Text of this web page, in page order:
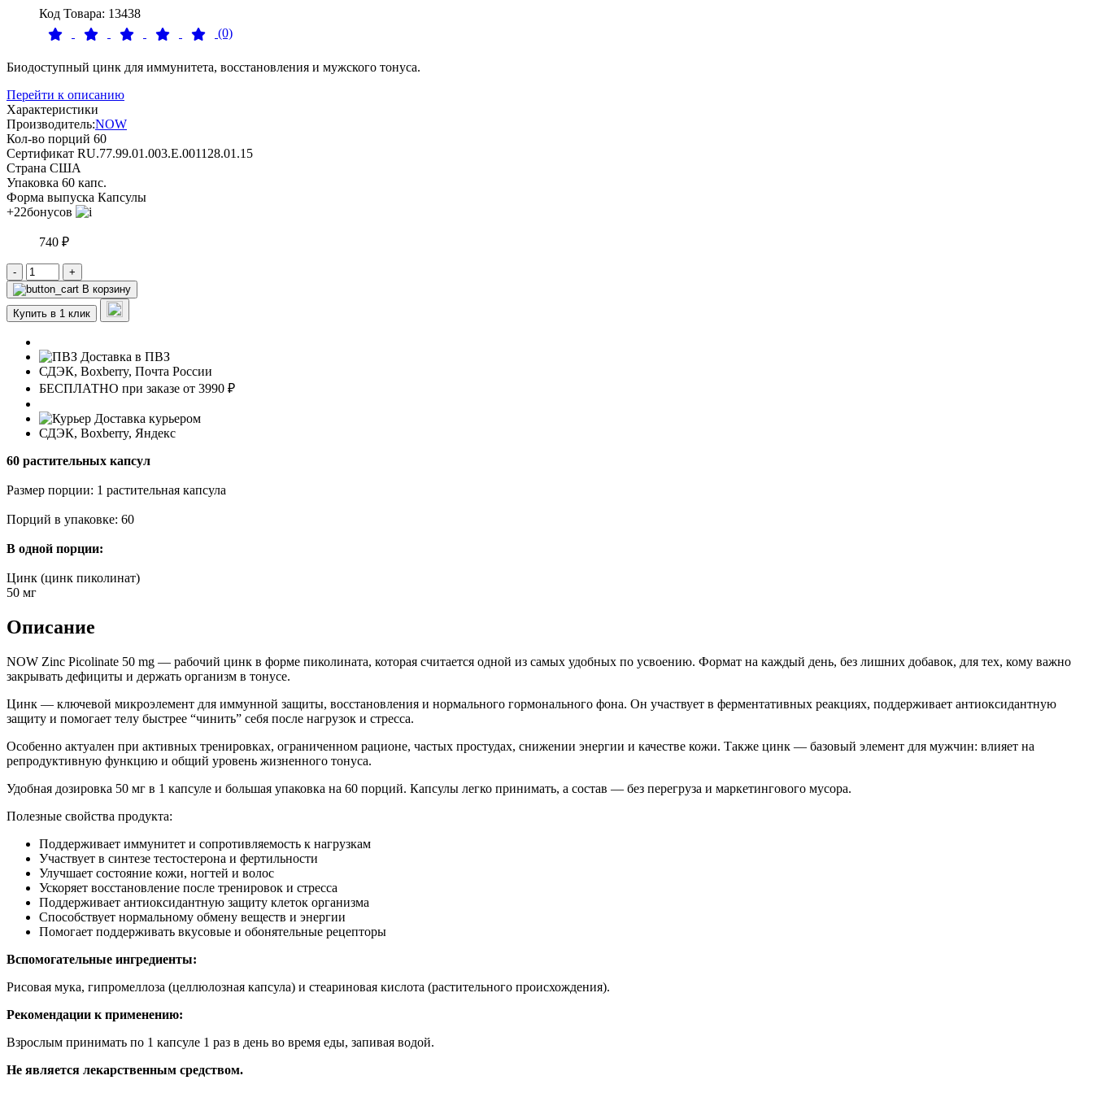
Код Товара: 13438
(0)
Биодоступный цинк для иммунитета, восстановления и мужского тонуса.
Перейти к описанию
Характеристики
Производитель:NOW
Кол-во порций 60
Сертификат RU.77.99.01.003.E.001128.01.15
Страна США
Упаковка 60 капс.
Форма выпуска Капсулы
+22бонусов
740 ₽
-
+
В корзину
Купить в 1 клик
Доставка в ПВЗ
СДЭК, Boxberry, Почта России
БЕСПЛАТНО при заказе от 3990 ₽
Доставка курьером
СДЭК, Boxberry, Яндекс
60 растительных капсул
Размер порции: 1 растительная капсула
Порций в упаковке: 60
В одной порции:
Цинк (цинк пиколинат)
50 мг
Описание
NOW Zinc Picolinate 50 mg — рабочий цинк в форме пиколината, которая считается одной из самых удобных по усвоению. Формат на каждый день, без лишних добавок, для тех, кому важно
закрывать дефициты и держать организм в тонусе.
Цинк — ключевой микроэлемент для иммунной защиты, восстановления и нормального гормонального фона. Он участвует в ферментативных реакциях, поддерживает антиоксидантную
защиту и помогает телу быстрее “чинить” себя после нагрузок и стресса.
Особенно актуален при активных тренировках, ограниченном рационе, частых простудах, снижении энергии и качестве кожи. Также цинк — базовый элемент для мужчин: влияет на
репродуктивную функцию и общий уровень жизненного тонуса.
Удобная дозировка 50 мг в 1 капсуле и большая упаковка на 60 порций. Капсулы легко принимать, а состав — без перегруза и маркетингового мусора.
Полезные свойства продукта:
Поддерживает иммунитет и сопротивляемость к нагрузкам
Участвует в синтезе тестостерона и фертильности
Улучшает состояние кожи, ногтей и волос
Ускоряет восстановление после тренировок и стресса
Поддерживает антиоксидантную защиту клеток организма
Способствует нормальному обмену веществ и энергии
Помогает поддерживать вкусовые и обонятельные рецепторы
Вспомогательные ингредиенты:
Рисовая мука, гипромеллоза (целлюлозная капсула) и стеариновая кислота (растительного происхождения).
Рекомендации к применению:
Взрослым принимать по 1 капсуле 1 раз в день во время еды, запивая водой.
Не является лекарственным средством.